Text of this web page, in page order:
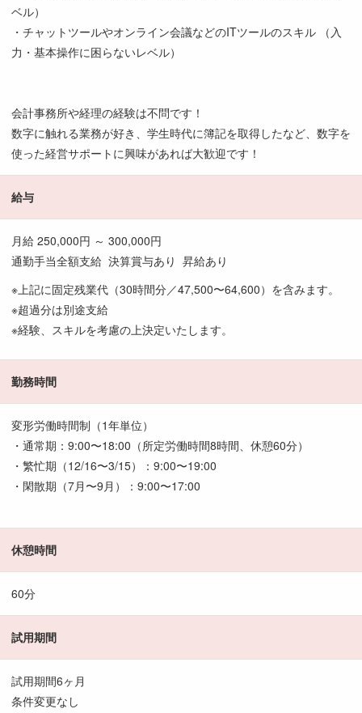
ベル）
・チャットツールやオンライン会議などのITツールのスキル （入
力・基本操作に困らないレベル）
会計事務所や経理の経験は不問です！
数字に触れる業務が好き、学生時代に簿記を取得したなど、数字を
使った経営サポートに興味があれば大歓迎です！
給与
月給 250,000円 ～ 300,000円
通勤手当全額支給 決算賞与あり 昇給あり
※上記に固定残業代（30時間分／47,500〜64,600）を含みます。
※超過分は別途支給
※経験、スキルを考慮の上決定いたします。
勤務時間
変形労働時間制（1年単位）
・通常期：9:00〜18:00（所定労働時間8時間、休憩60分）
・繁忙期（12/16〜3/15）：9:00〜19:00
・閑散期（7月〜9月）：9:00〜17:00
休憩時間
60分
試用期間
試用期間6ヶ月
条件変更なし